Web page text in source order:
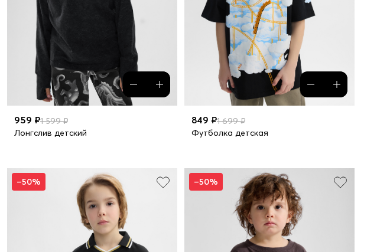
959 ₽1 599 ₽
Лонгслив детский
849 ₽1 699 ₽
Футболка детская
–50% –50%